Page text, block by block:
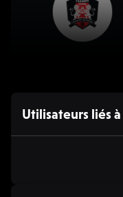
VEN 20:45 - 22:45
Utilisateurs liés